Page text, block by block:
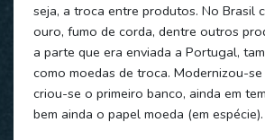
seja, a troca entre produtos. No Brasil
ouro, fumo de corda, dentre outros
a parte que era enviada a Portugal,
como moedas de troca. Modernizou-se
criou-se o primeiro banco, ainda em
bem ainda o papel moeda (em espécie).